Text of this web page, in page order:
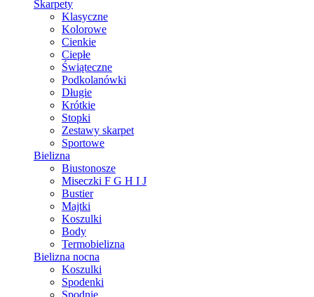
Skarpety
Klasyczne
Kolorowe
Cienkie
Ciepłe
Świąteczne
Podkolanówki
Długie
Krótkie
Stopki
Zestawy skarpet
Sportowe
Bielizna
Biustonosze
Miseczki F G H I J
Bustier
Majtki
Koszulki
Body
Termobielizna
Bielizna nocna
Koszulki
Spodenki
Spodnie